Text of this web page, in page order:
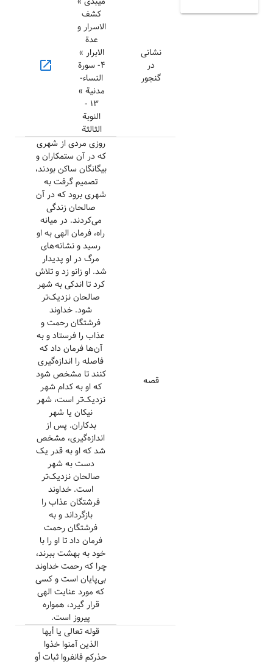
نشانی
در
گنجور
کشف
الاسرار و
عدة
الابرار »
۴- سورة
النساء-
مدنیة »
۱۳ -
النوبة
الثالثة
open_in_new
قصه
روزی مردی از شهری
که در آن ستمکاران و
بیگانگان ساکن بودند،
تصمیم گرفت به
شهری برود که در آن
صالحان زندگی
می‌کردند. در میانه
راه، فرمان الهی به او
رسید و نشانه‌های
مرگ در او پدیدار
شد. او زانو زد و تلاش
کرد تا اندکی به شهر
صالحان نزدیک‌تر
شود. خداوند
فرشتگان رحمت و
عذاب را فرستاد و به
آن‌ها فرمان داد که
فاصله را اندازه‌گیری
کنند تا مشخص شود
که او به کدام شهر
نزدیک‌تر است، شهر
نیکان یا شهر
بدکاران. پس از
اندازه‌گیری، مشخص
شد که او به قدر یک
دست به شهر
صالحان نزدیک‌تر
است. خداوند
فرشتگان عذاب را
بازگرداند و به
فرشتگان رحمت
فرمان داد تا او را با
خود به بهشت ببرند،
چرا که رحمت خداوند
بی‌پایان است و کسی
که مورد عنایت الهی
قرار گیرد، همواره
پیروز است.
قوله تعالی یا أیها
الذین آمنوا خذوا
حذرکم فانفروا ثبات أو